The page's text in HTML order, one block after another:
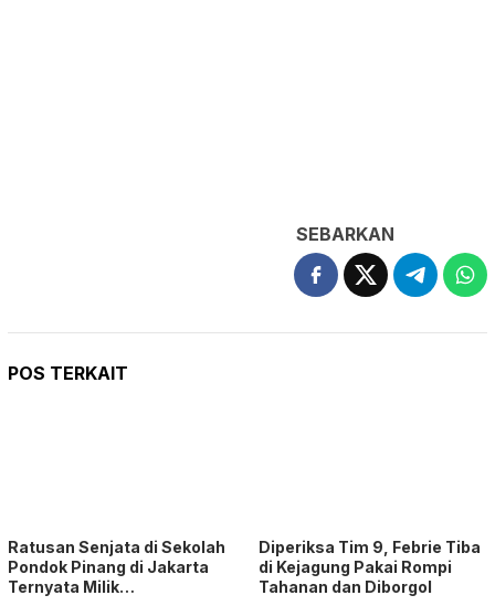
SEBARKAN
POS TERKAIT
Ratusan Senjata di Sekolah
Pondok Pinang di Jakarta
Ternyata Milik…
Diperiksa Tim 9, Febrie Tiba
di Kejagung Pakai Rompi
Tahanan dan Diborgol